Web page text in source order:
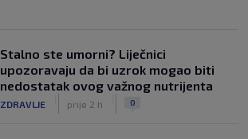
Stalno ste umorni? Liječnici
upozoravaju da bi uzrok mogao biti
nedostatak ovog važnog nutrijenta
ZDRAVLJE prije 2 h 0